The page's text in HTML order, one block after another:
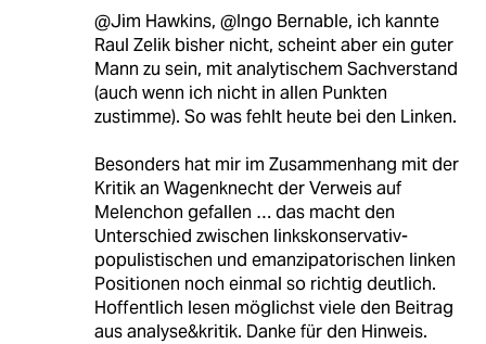
@Jim Hawkins, @Ingo Bernable, ich kannte
Raul Zelik bisher nicht, scheint aber ein guter
Mann zu sein, mit analytischem Sachverstand
(auch wenn ich nicht in allen Punkten
zustimme). So was fehlt heute bei den Linken.
Besonders hat mir im Zusammenhang mit der
Kritik an Wagenknecht der Verweis auf
Melenchon gefallen … das macht den
Unterschied zwischen linkskonservativ-
populistischen und emanzipatorischen linken
Positionen noch einmal so richtig deutlich.
Hoffentlich lesen möglichst viele den Beitrag
aus analyse&kritik. Danke für den Hinweis.